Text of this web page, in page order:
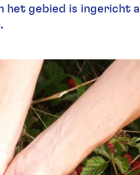
het gebied is ingericht